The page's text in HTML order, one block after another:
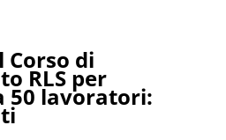
Corso di
RLS per
50 lavoratori: